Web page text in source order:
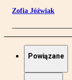
Zofia Jóźwiak
Powiązane